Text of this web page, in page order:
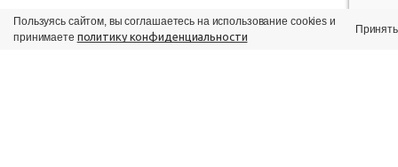
Пользуясь сайтом, вы соглашаетесь на использование cookies и
принимаете политику конфиденциальности
Принять